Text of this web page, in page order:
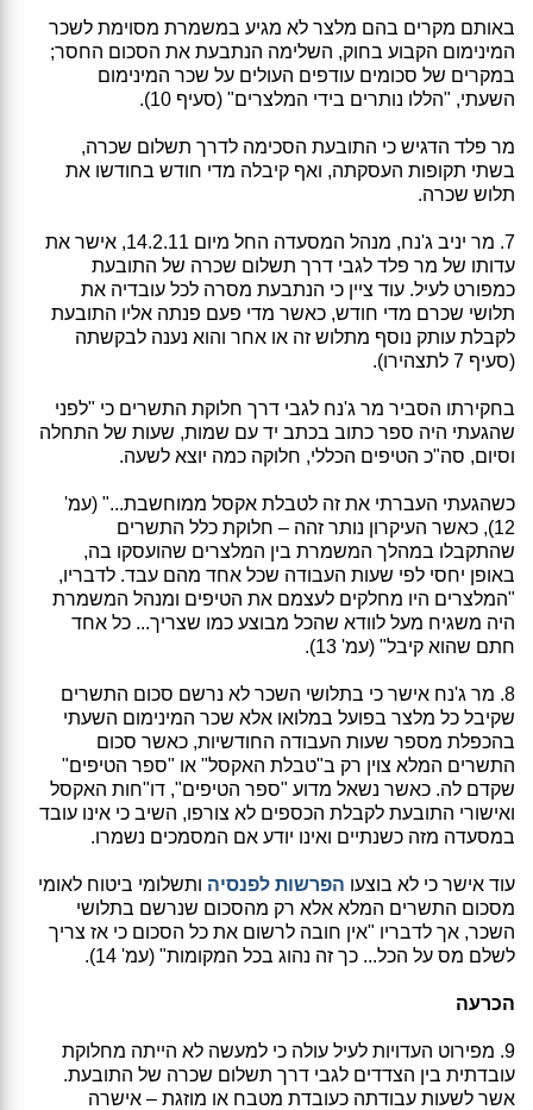
באותם מקרים בהם מלצר לא מגיע במשמרת מסוימת לשכר
המינימום הקבוע בחוק, השלימה הנתבעת את הסכום החסר;
במקרים של סכומים עודפים העולים על שכר המינימום
השעתי, "הללו נותרים בידי המלצרים" (סעיף 10).
מר פלד הדגיש כי התובעת הסכימה לדרך תשלום שכרה,
בשתי תקופות העסקתה, ואף קיבלה מדי חודש בחודשו את
תלוש שכרה.
7. מר יניב ג'נח, מנהל המסעדה החל מיום 14.2.11, אישר את
עדותו של מר פלד לגבי דרך תשלום שכרה של התובעת
כמפורט לעיל. עוד ציין כי הנתבעת מסרה לכל עובדיה את
תלושי שכרם מדי חודש, כאשר מדי פעם פנתה אליו התובעת
לקבלת עותק נוסף מתלוש זה או אחר והוא נענה לבקשתה
(סעיף 7 לתצהירו).
בחקירתו הסביר מר ג'נח לגבי דרך חלוקת התשרים כי "לפני
שהגעתי היה ספר כתוב בכתב יד עם שמות, שעות של התחלה
וסיום, סה"כ הטיפים הכללי, חלוקה כמה יוצא לשעה.
כשהגעתי העברתי את זה לטבלת אקסל ממוחשבת..." (עמ'
12), כאשר העיקרון נותר זהה – חלוקת כלל התשרים
שהתקבלו במהלך המשמרת בין המלצרים שהועסקו בה,
באופן יחסי לפי שעות העבודה שכל אחד מהם עבד. לדבריו,
"המלצרים היו מחלקים לעצמם את הטיפים ומנהל המשמרת
היה משגיח מעל לוודא שהכל מבוצע כמו שצריך... כל אחד
חתם שהוא קיבל" (עמ' 13).
8. מר ג'נח אישר כי בתלושי השכר לא נרשם סכום התשרים
שקיבל כל מלצר בפועל במלואו אלא שכר המינימום השעתי
בהכפלת מספר שעות העבודה החודשיות, כאשר סכום
התשרים המלא צוין רק ב"טבלת האקסל" או "ספר הטיפים"
שקדם לה. כאשר נשאל מדוע "ספר הטיפים", דו"חות האקסל
ואישורי התובעת לקבלת הכספים לא צורפו, השיב כי אינו עובד
במסעדה מזה כשנתיים ואינו יודע אם המסמכים נשמרו.
עוד אישר כי לא בוצעו הפרשות לפנסיה ותשלומי ביטוח לאומי
מסכום התשרים המלא אלא רק מהסכום שנרשם בתלושי
השכר, אך לדבריו "אין חובה לרשום את כל הסכום כי אז צריך
לשלם מס על הכל... כך זה נהוג בכל המקומות" (עמ' 14).
הכרעה
9. מפירוט העדויות לעיל עולה כי למעשה לא הייתה מחלוקת
עובדתית בין הצדדים לגבי דרך תשלום שכרה של התובעת.
אשר לשעות עבודתה כעובדת מטבח או מוזגת – אישרה